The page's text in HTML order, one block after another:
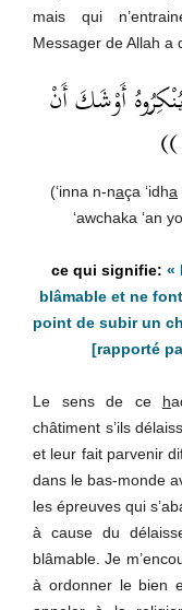
mais qui
Messager de Allah a
أَوْشَكَ أَنْ
(‘inna n-naça ‘idha
‘awchaka ‘an
«
blâmable et ne
point de subir un
[rapporté
Le sens de ce h
châtiment s’ils
et leur fait parvenir
dans le bas-monde
les épreuves qui
à cause du
blâmable. Je
à ordonner le bien